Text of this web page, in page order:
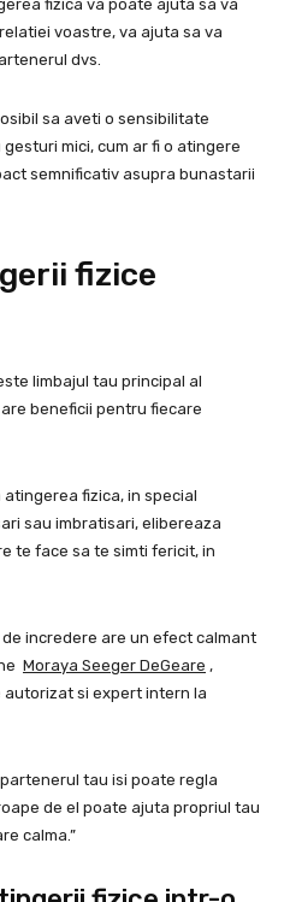
fizica va poate ajuta sa va
voastre, va ajuta sa va
dvs.
sa aveti o sensibilitate
mici, cum ar fi o atingere
semnificativ asupra bunastarii
fizice
limbajul tau principal al
beneficii pentru fiecare
atingerea fizica, in special
sau imbratisari, elibereaza
te face sa te simti fericit, in
incredere are un efect calmant
Moraya Seeger DeGeare ,
si expert intern la
tau isi poate regla
de el poate ajuta propriul tau
calma.”